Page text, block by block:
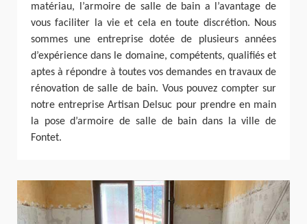
matériau, l’armoire de salle de bain a l’avantage de
vous faciliter la vie et cela en toute discrétion. Nous
sommes une entreprise dotée de plusieurs années
d’expérience dans le domaine, compétents, qualifiés et
aptes à répondre à toutes vos demandes en travaux de
rénovation de salle de bain. Vous pouvez compter sur
notre entreprise Artisan Delsuc pour prendre en main
la pose d’armoire de salle de bain dans la ville de
Fontet.